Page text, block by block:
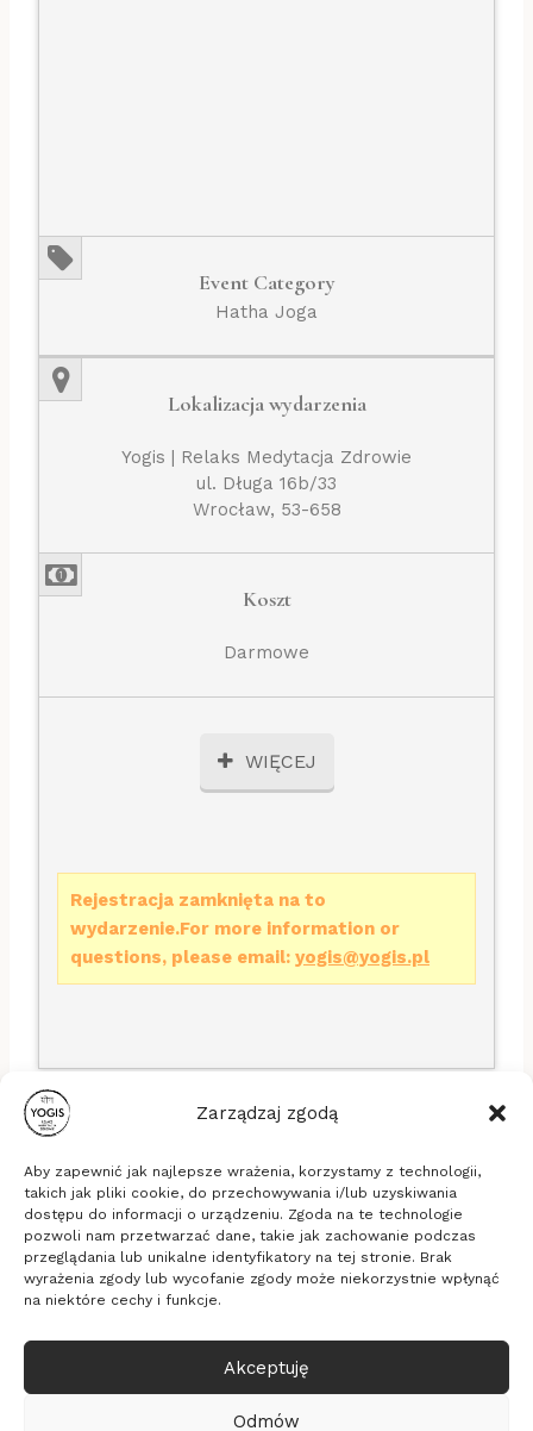
Zarządzaj zgodą
Aby zapewnić jak najlepsze wrażenia, korzystamy z technologii,
takich jak pliki cookie, do przechowywania i/lub uzyskiwania
dostępu do informacji o urządzeniu. Zgoda na te technologie
pozwoli nam przetwarzać dane, takie jak zachowanie podczas
przeglądania lub unikalne identyfikatory na tej stronie. Brak
wyrażenia zgody lub wycofanie zgody może niekorzystnie wpłynąć
na niektóre cechy i funkcje.
Akceptuję
Odmów
Event Category
Hatha Joga
Lokalizacja wydarzenia
Yogis | Relaks Medytacja Zdrowie
ul. Długa 16b/33
Wrocław, 53-658
Koszt
Darmowe
WIĘCEJ
Rejestracja zamknięta na to
wydarzenie.For more information or
questions, please email: yogis@yogis.pl
Stowarzyszenie Yogis
ul. Długa 16b/33, 53-658 Wrocław
KRS: 0000635494, NIP: 8971828289, REGON:
© 2026 Yogis - medytacja, relaksacja, zdrowie
Pixelmarketing